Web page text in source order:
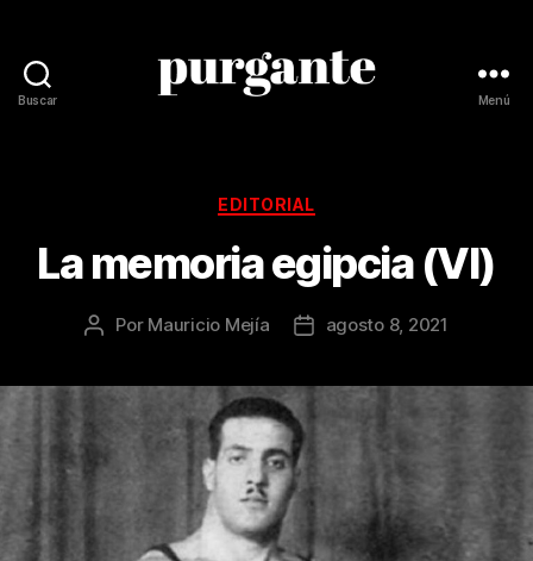
Buscar Menú
Categorías
EDITORIAL
La memoria egipcia (VI)
Autor
publicación
Por Mauricio Mejía
Fecha
publicación
agosto 8, 2021